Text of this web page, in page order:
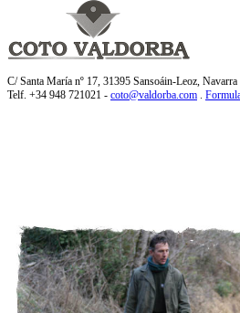
C/ Santa María nº 17, 31395 Sansoáin-Leoz, Navarra
Telf. +34 948 721021 - coto@valdorba.com